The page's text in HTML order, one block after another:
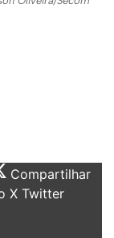
Compartilhar
X Twitter